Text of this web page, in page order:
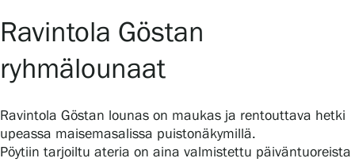
Ravintola Göstan
ryhmälounaat
Ravintola Göstan lounas on maukas ja rentouttava hetki
upeassa maisemasalissa puistonäkymillä.
Pöytiin tarjoiltu ateria on aina valmistettu päiväntuoreista